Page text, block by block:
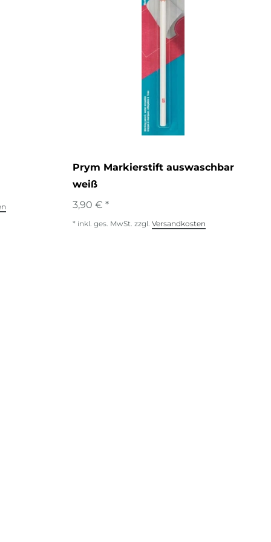
Prym Markierstift auswaschbar
weiß
3,90 € *
* inkl. ges. MwSt. zzgl. Versandkosten